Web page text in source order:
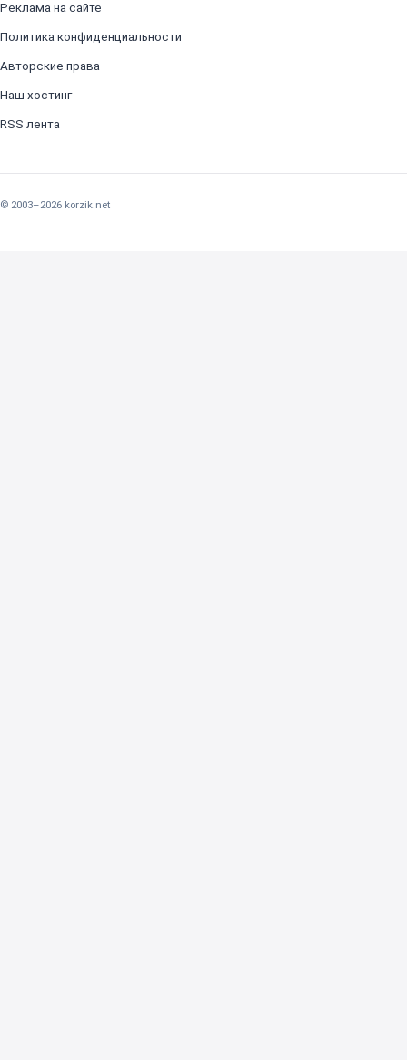
Реклама на сайте
Политика конфиденциальности
Авторские права
Наш хостинг
RSS лента
© 2003–2026 korzik.net